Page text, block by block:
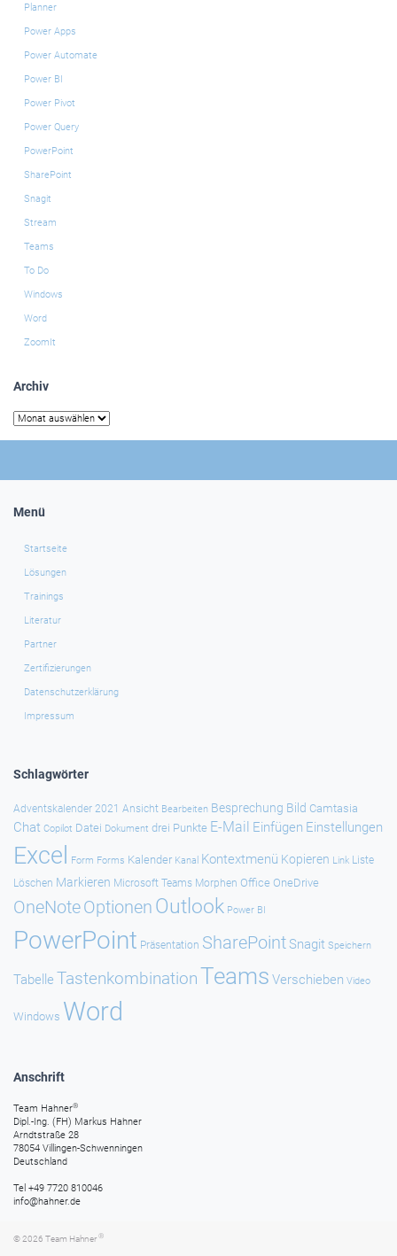
Planner
Power Apps
Power Automate
Power BI
Power Pivot
Power Query
PowerPoint
SharePoint
Snagit
Stream
Teams
To Do
Windows
Word
ZoomIt
Archiv
Archiv
Menü
Startseite
Lösungen
Trainings
Literatur
Partner
Zertifizierungen
Datenschutzerklärung
Impressum
Schlagwörter
Adventskalender 2021 Ansicht Bearbeiten Besprechung Bild Camtasia
Chat Copilot Datei Dokument drei Punkte E-Mail Einfügen Einstellungen
Excel Form Forms Kalender Kanal Kontextmenü Kopieren Link Liste
Löschen Markieren Microsoft Teams Morphen Office OneDrive
OneNoteOptionen Outlook Power BI
PowerPoint Präsentation SharePointSnagit Speichern
Tabelle TastenkombinationTeams Verschieben Video
Windows Word
Anschrift
Team Hahner®
Dipl.-Ing. (FH) Markus Hahner
Arndtstraße 28
78054 Villingen-Schwenningen
Deutschland
Tel +49 7720 810046
info@hahner.de
© 2026 Team Hahner ®